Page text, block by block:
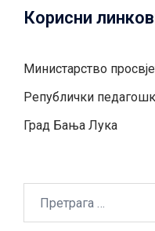
Корисни
Министарство
Републички
Град Бањa Лукa